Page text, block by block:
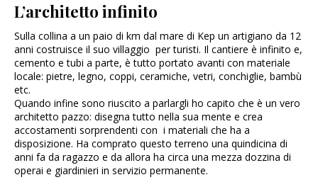
L’architetto infinito
Sulla collina a un paio di km dal mare di Kep un artigiano da 12
anni costruisce il suo villaggio per turisti. Il cantiere è infinito e,
cemento e tubi a parte, è tutto portato avanti con materiale
locale: pietre, legno, coppi, ceramiche, vetri, conchiglie, bambù
etc.
Quando infine sono riuscito a parlargli ho capito che è un vero
architetto pazzo: disegna tutto nella sua mente e crea
accostamenti sorprendenti con i materiali che ha a
disposizione. Ha comprato questo terreno una quindicina di
anni fa da ragazzo e da allora ha circa una mezza dozzina di
operai e giardinieri in servizio permanente.